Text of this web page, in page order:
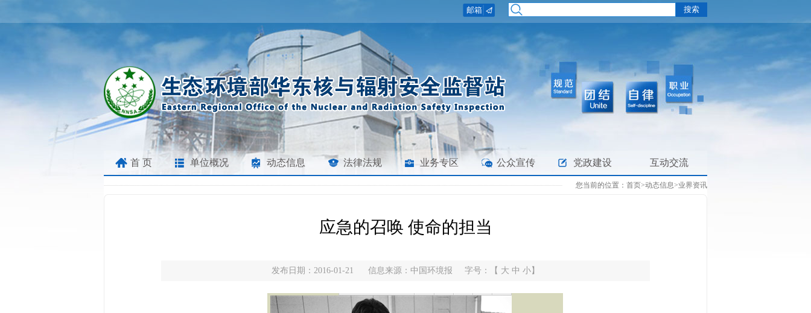
首 页 单位概况 动态信息 法律法规 业务专区 公众宣传 党政建设 互动交流
您当前的位置： 首页>动态信息>业界资讯
应急的召唤 使命的担当
发布日期：2016-01-21 信息来源：中国环境报 字号：【 大 中 小 】